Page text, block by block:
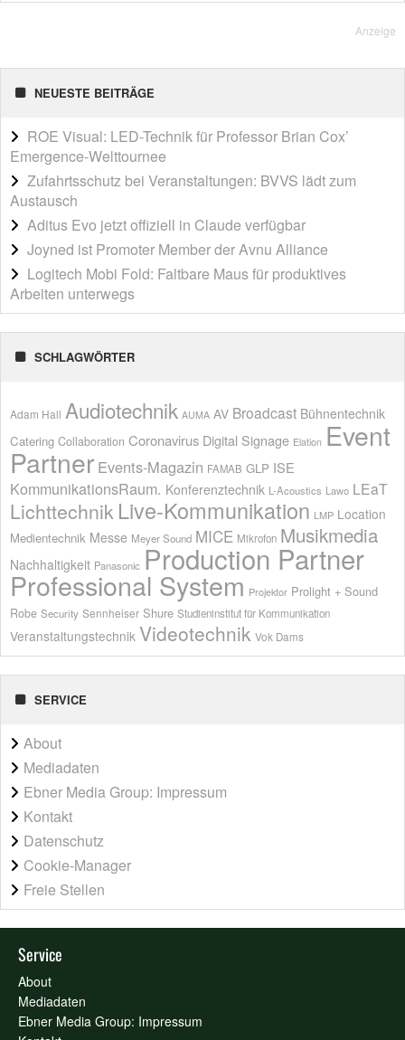
Anzeige
NEUESTE BEITRÄGE
ROE Visual: LED-Technik für Professor Brian Cox’
Emergence-Welttournee
Zufahrtsschutz bei Veranstaltungen: BVVS lädt zum
Austausch
Aditus Evo jetzt offiziell in Claude verfügbar
Joyned ist Promoter Member der Avnu Alliance
Logitech Mobi Fold: Faltbare Maus für produktives
Arbeiten unterwegs
SCHLAGWÖRTER
Adam Hall Audiotechnik AUMA AV Broadcast Bühnentechnik
Catering Collaboration Coronavirus Digital Signage Elation Event
Partner Events-Magazin FAMAB GLP ISE
KommunikationsRaum. Konferenztechnik L-Acoustics Lawo LEaT
Lichttechnik Live-Kommunikation LMP Location
Medientechnik Messe Meyer Sound MICE Mikrofon Musikmedia
Nachhaltigkeit Panasonic Production Partner
Professional System Projektor Prolight + Sound
Robe Security Sennheiser Shure Studieninstitut für Kommunikation
Veranstaltungstechnik Videotechnik Vok Dams
SERVICE
About
Mediadaten
Ebner Media Group: Impressum
Kontakt
Datenschutz
Cookie-Manager
Freie Stellen
Service
About
Mediadaten
Ebner Media Group: Impressum